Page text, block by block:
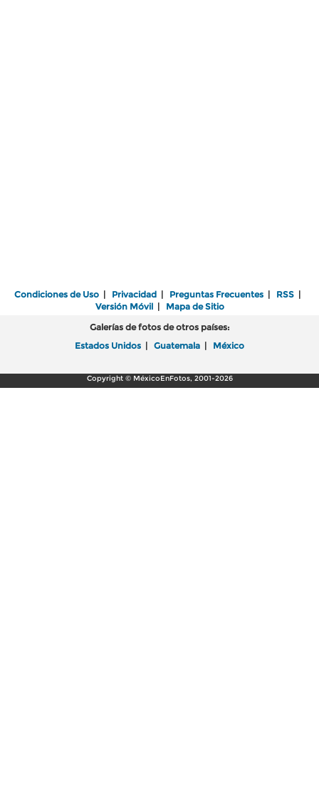
Condiciones de Uso | Privacidad | Preguntas Frecuentes | RSS |
Versión Móvil| Mapa de Sitio
Galerías de fotos de otros países:
Estados Unidos | Guatemala | México
Copyright © MéxicoEnFotos, 2001-2026